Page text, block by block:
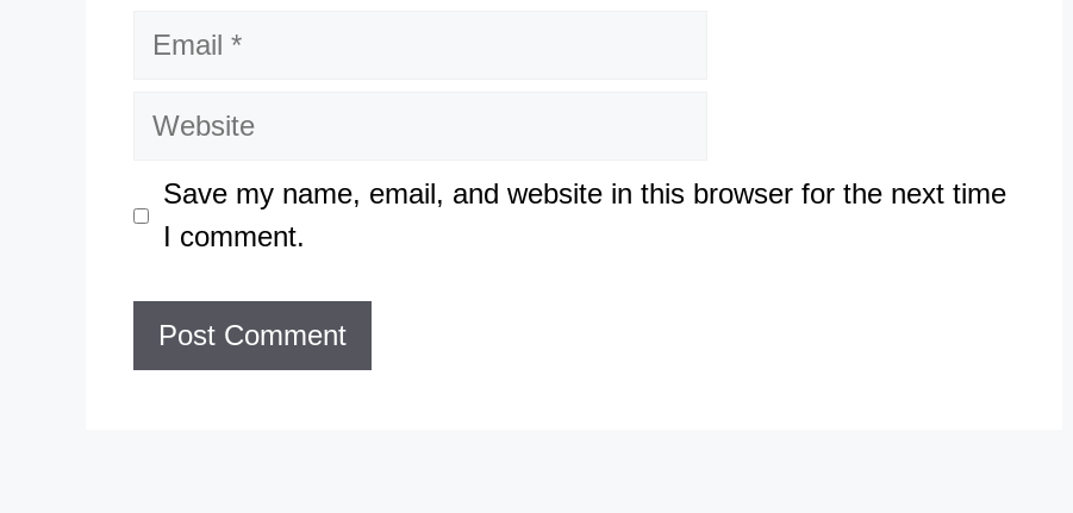
Email
Website
Save my name, email, and website in this browser for the next time
I comment.